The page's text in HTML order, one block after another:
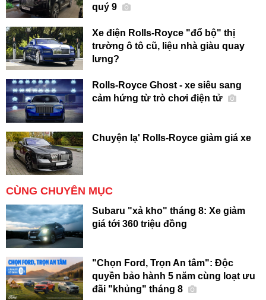
quý 9
Xe điện Rolls-Royce "đổ bộ" thị
trường ô tô cũ, liệu nhà giàu quay
lưng?
Rolls-Royce Ghost - xe siêu sang
cảm hứng từ trò chơi điện tử
Chuyện lạ' Rolls-Royce giảm giá xe
CÙNG CHUYÊN MỤC
Subaru "xả kho" tháng 8: Xe giảm
giá tới 360 triệu đồng
"Chọn Ford, Trọn An tâm": Độc
quyền bảo hành 5 năm cùng loạt ưu
đãi "khủng" tháng 8